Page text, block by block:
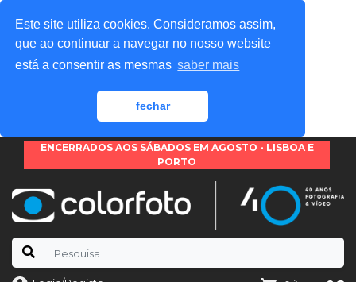
Este site utiliza cookies. Consideramos assim,
que ao continuar a navegar no nosso website
está a consentir as mesmas saber mais
fechar
ENCERRADOS AOS SÁBADOS EM AGOSTO - LISBOA E
PORTO